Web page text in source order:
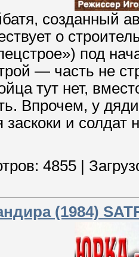
созданный
о
под
— часть не
тут нет,
Впрочем, у
заскоки и
4855
(1984)